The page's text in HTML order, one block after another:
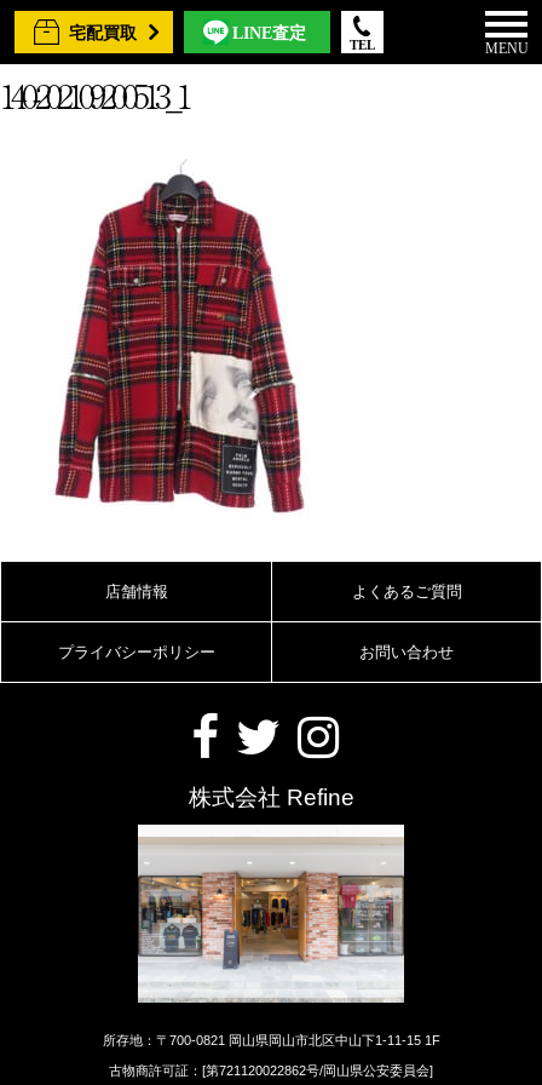
宅配買取 LINE査定
TEL MENU
140-202109200513_1
店舗情報 よくあるご質問
プライバシーポリシー お問い合わせ
株式会社 Refine
所存地：〒700-0821 岡山県岡山市北区中山下1-11-15 1F
古物商許可証：[第721120022862号/岡山県公安委員会]